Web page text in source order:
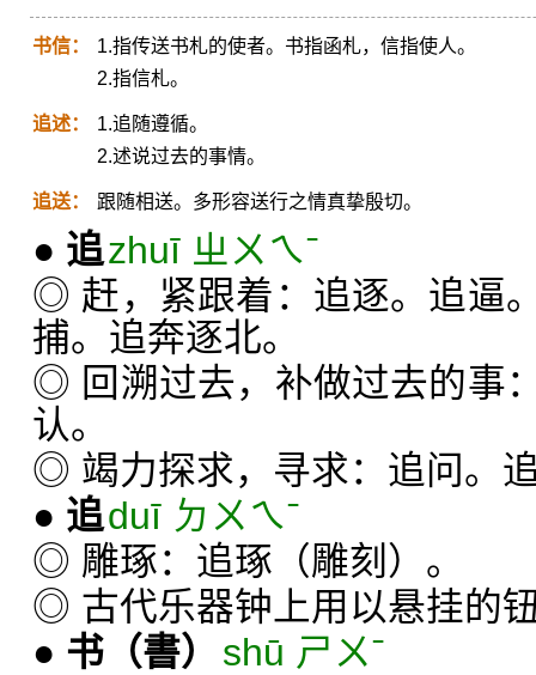
书信：
1.指传送书札的使者。书指函札，信指使人。
2.指信札。
追述：
1.追随遵循。
2.述说过去的事情。
追送： 跟随相送。多形容送行之情真挚殷切。
● 追zhuī ㄓㄨㄟˉ
◎ 赶，紧跟着：追逐。追逼
捕。追奔逐北。
◎ 回溯过去，补做过去的事
认。
◎ 竭力探求，寻求：追问。
● 追duī ㄉㄨㄟˉ
◎ 雕琢：追琢（雕刻）。
◎ 古代乐器钟上用以悬挂的
● 书 （書）
shū ㄕㄨˉ